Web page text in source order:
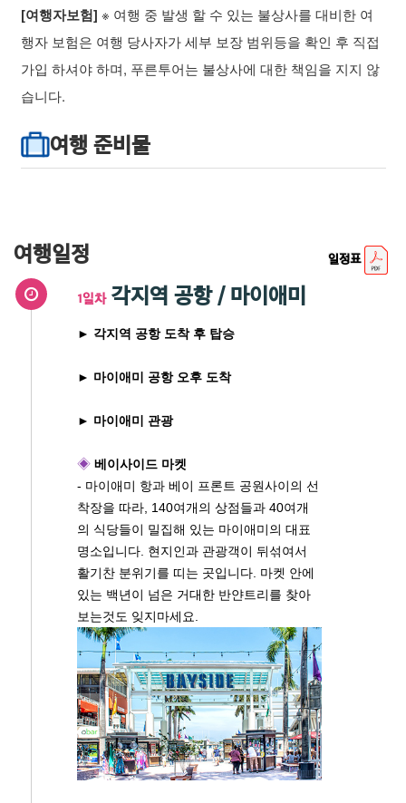
[여행자보험] ※ 여행 중 발생 할 수 있는 불상사를 대비한 여
행자 보험은 여행 당사자가 세부 보장 범위등을 확인 후 직접
가입 하셔야 하며, 푸른투어는 불상사에 대한 책임을 지지 않
습니다.
여행 준비물
여행일정 일정표
1일차각지역 공항 / 마이애미
► 각지역 공항 도착 후 탑승
► 마이애미 공항 오후 도착
► 마이애미 관광
◈ 베이사이드 마켓
- 마이애미 항과 베이 프론트 공원사이의 선
착장을 따라, 140여개의 상점들과 40여개
의 식당들이 밀집해 있는 마이애미의 대표
명소입니다. 현지인과 관광객이 뒤섞여서
활기찬 분위기를 띠는 곳입니다. 마켓 안에
있는 백년이 넘은 거대한 반얀트리를 찾아
보는것도 잊지마세요.